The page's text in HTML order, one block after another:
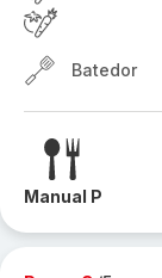
Batedor
Manual P